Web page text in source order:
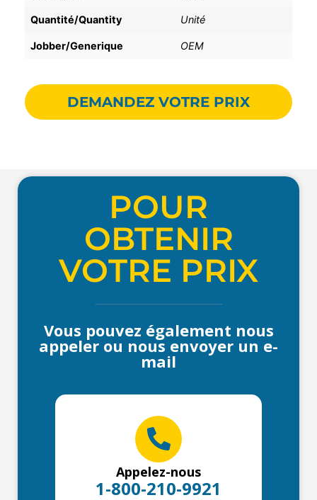
Quantité/Quantity Unité
Jobber/Generique OEM
DEMANDEZ VOTRE PRIX
POUR
OBTENIR
VOTRE PRIX
Vous pouvez également nous
appeler ou nous envoyer un e-
mail
Appelez-nous
1-800-210-9921